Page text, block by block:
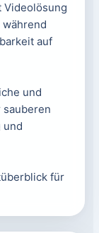
Videolösung
auf
und
und
für